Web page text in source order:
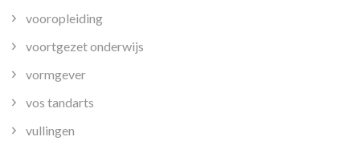
vooropleiding
voortgezet onderwijs
vormgever
vos tandarts
vullingen